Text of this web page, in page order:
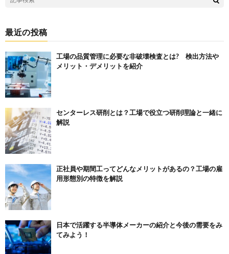
最近の投稿
工場の品質管理に必要な非破壊検査とは? 検出方法や
メリット・デメリットを紹介
センターレス研削とは？工場で役立つ研削理論と一緒に
解説
正社員や期間工ってどんなメリットがあるの？工場の雇
用形態別の特徴を解説
日本で活躍する半導体メーカーの紹介と今後の需要をみ
てみよう！